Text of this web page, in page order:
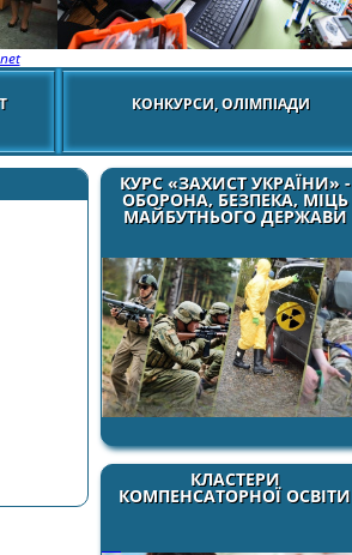
КОНКУРСИ, ОЛІМПІАДИ
КУРС «ЗАХИСТ УКРАЇНИ» -
ОБОРОНА, БЕЗПЕКА, МІЦЬ
МАЙБУТНЬОГО ДЕРЖАВИ
КЛАСТЕРИ
КОМПЕНСАТОРНОЇ ОСВІТИ